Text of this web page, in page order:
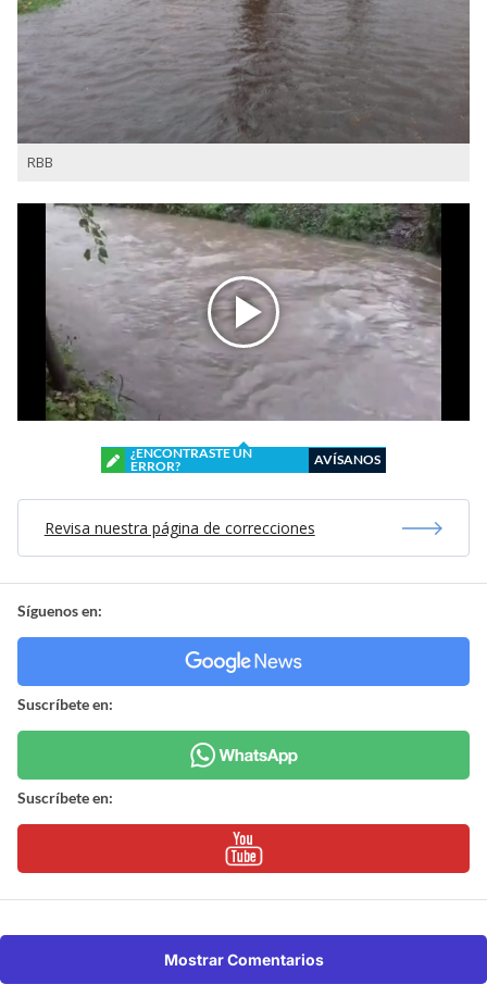
RBB
¿ENCONTRASTE UN
ERROR?
AVÍSANOS
Revisa nuestra página de correcciones
Síguenos en:
Suscríbete en:
Suscríbete en:
Mostrar Comentarios